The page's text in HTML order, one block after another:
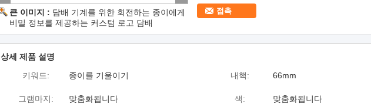
큰 이미지 : 담배 기계를 위한 회전하는 종이에게
비밀 정보를 제공하는 커스텀 로고 담배
접촉
상세 제품 설명
키워드:
종이를 기울이기 내핵: 66mm
그램마지: 맞춤화됩니다 색: 맞춤화됩니다